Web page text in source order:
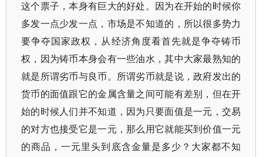
这个票子，本身有巨大的好处。因为在开始的时候你
多发一点少发一点，市场是不知道的，所以很多势力
要争夺国家政权，从经济角度看首先就是争夺铸币
权，因为铸币本身会有一些油水，其中大家最熟知的
就是所谓劣币与良币。所谓劣币就是说，政府发出的
货币的面值跟它的金属含量之间可能有差别，但在开
始的时候人们并不知道，因为只要面值是一元，交易
的对方也接受它是一元，那么用它就能买到价值一元
的商品，一元里头到底含金量是多少？大家都不知